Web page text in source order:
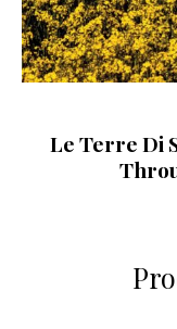
Le Terre Di